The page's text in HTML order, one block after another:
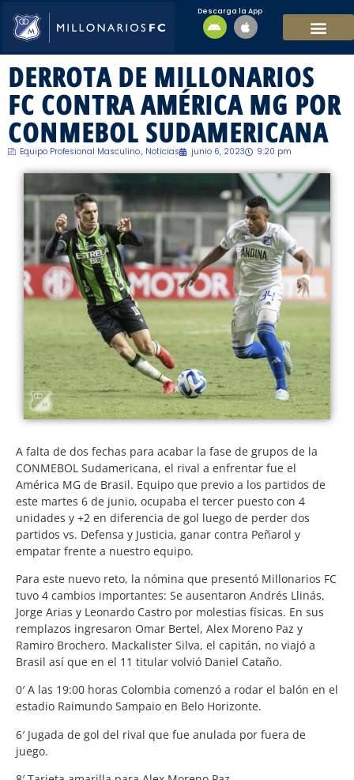
Descarga la App
DERROTA DE MILLONARIOS
FC CONTRA AMÉRICA MG POR
CONMEBOL SUDAMERICANA
Equipo Profesional Masculino., Noticias junio 6, 2023 9:20 pm
A falta de dos fechas para acabar la fase de grupos de la
CONMEBOL Sudamericana, el rival a enfrentar fue el
América MG de Brasil. Equipo que previo a los partidos de
este martes 6 de junio, ocupaba el tercer puesto con 4
unidades y +2 en diferencia de gol luego de perder dos
partidos vs. Defensa y Justicia, ganar contra Peñarol y
empatar frente a nuestro equipo.
Para este nuevo reto, la nómina que presentó Millonarios FC
tuvo 4 cambios importantes: Se ausentaron Andrés Llinás,
Jorge Arias y Leonardo Castro por molestias físicas. En sus
remplazos ingresaron Omar Bertel, Alex Moreno Paz y
Ramiro Brochero. Mackalister Silva, el capitán, no viajó a
Brasil así que en el 11 titular volvió Daniel Cataño.
0′ A las 19:00 horas Colombia comenzó a rodar el balón en el
estadio Raimundo Sampaio en Belo Horizonte.
6′ Jugada de gol del rival que fue anulada por fuera de
juego.